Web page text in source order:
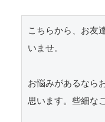
こちらから、お友
いませ。
お悩みがあるなら
思います。些細な